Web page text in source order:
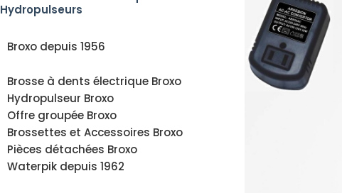
Hydropulseurs
Broxo depuis 1956
Brosse à dents électrique Broxo
Hydropulseur Broxo
Offre groupée Broxo
Brossettes et Accessoires Broxo
Pièces détachées Broxo
Waterpik depuis 1962